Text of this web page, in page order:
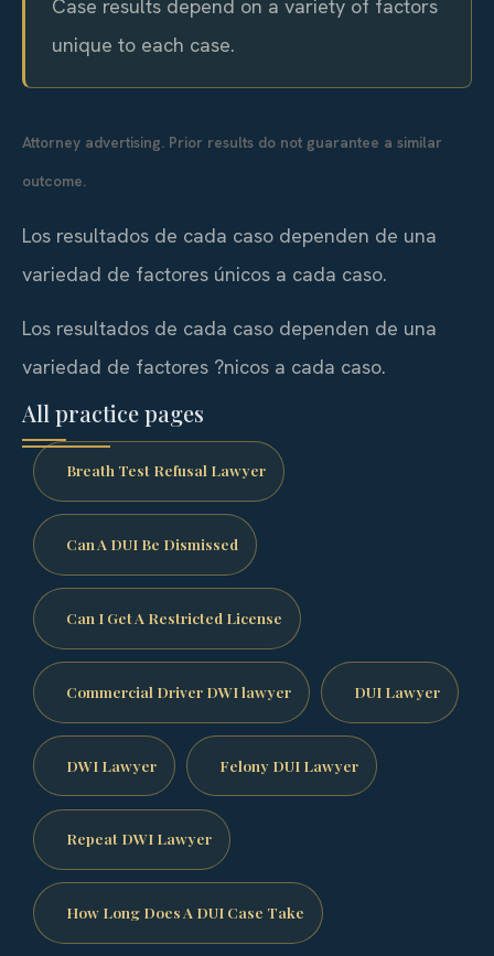
Case results depend on a variety of factors
unique to each case.
Attorney advertising. Prior results do not guarantee a similar
outcome.
Los resultados de cada caso dependen de una
variedad de factores únicos a cada caso.
Los resultados de cada caso dependen de una
variedad de factores ?nicos a cada caso.
All practice pages
Breath Test Refusal Lawyer
Can A DUI Be Dismissed
Can I Get A Restricted License
Commercial Driver DWI lawyer DUI Lawyer
DWI Lawyer Felony DUI Lawyer
Repeat DWI Lawyer
How Long Does A DUI Case Take